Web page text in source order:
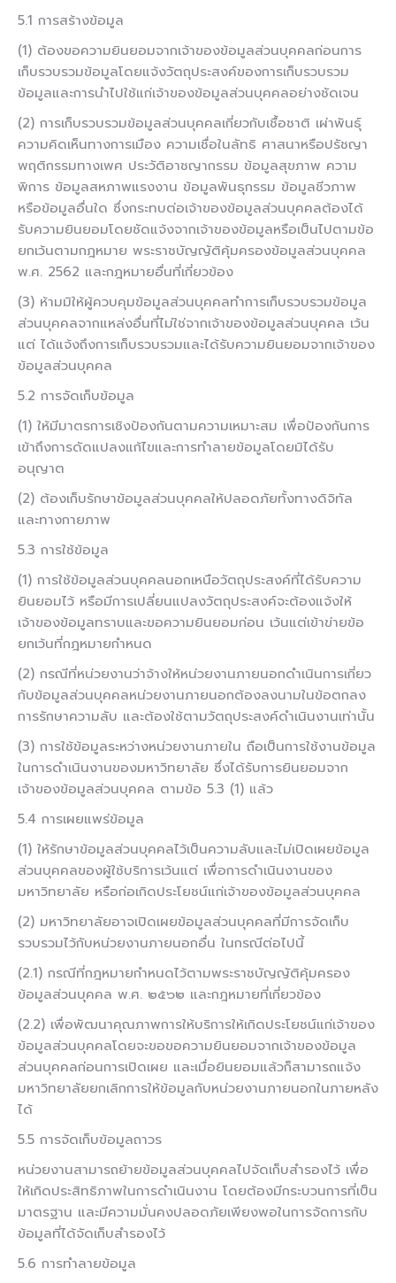
5.1 การสร้างข้อมูล
(1) ต้องขอความยินยอมจากเจ้าของข้อมูลส่วนบุคคลก่อนการ
เก็บรวบรวมข้อมูลโดยแจ้งวัตถุประสงค์ของการเก็บรวบรวม
ข้อมูลและการนำไปใช้แก่เจ้าของข้อมูลส่วนบุคคลอย่างชัดเจน
(2) การเก็บรวบรวมข้อมูลส่วนบุคคลเกี่ยวกับเชื้อชาติ เผ่าพันธุ์
ความคิดเห็นทางการเมือง ความเชื่อในลัทธิ ศาสนาหรือปรัชญา
พฤติกรรมทางเพศ ประวัติอาชญากรรม ข้อมูลสุขภาพ ความ
พิการ ข้อมูลสหภาพแรงงาน ข้อมูลพันธุกรรม ข้อมูลชีวภาพ
หรือข้อมูลอื่นใด ซึ่งกระทบต่อเจ้าของข้อมูลส่วนบุคคลต้องได้
รับความยินยอมโดยชัดแจ้งจากเจ้าของข้อมูลหรือเป็นไปตามข้อ
ยกเว้นตามกฎหมาย พระราชบัญญัติคุ้มครองข้อมูลส่วนบุคคล
พ.ศ. 2562 และกฎหมายอื่นที่เกี่ยวข้อง
(3) ห้ามมิให้ผู้ควบคุมข้อมูลส่วนบุคคลทำการเก็บรวบรวมข้อมูล
ส่วนบุคคลจากแหล่งอื่นที่ไม่ใช่จากเจ้าของข้อมูลส่วนบุคคล เว้น
แต่ ได้แจ้งถึงการเก็บรวบรวมและได้รับความยินยอมจากเจ้าของ
ข้อมูลส่วนบุคคล
5.2 การจัดเก็บข้อมูล
(1) ให้มีมาตรการเชิงป้องกันตามความเหมาะสม เพื่อป้องกันการ
เข้าถึงการดัดแปลงแก้ไขและการทำลายข้อมูลโดยมิได้รับ
อนุญาต
(2) ต้องเก็บรักษาข้อมูลส่วนบุคคลให้ปลอดภัยทั้งทางดิจิทัล
และทางกายภาพ
5.3 การใช้ข้อมูล
(1) การใช้ข้อมูลส่วนบุคคลนอกเหนือวัตถุประสงค์ที่ได้รับความ
ยินยอมไว้ หรือมีการเปลี่ยนแปลงวัตถุประสงค์จะต้องแจ้งให้
เจ้าของข้อมูลทราบและขอความยินยอมก่อน เว้นแต่เข้าข่ายข้อ
ยกเว้นที่กฎหมายกำหนด
(2) กรณีที่หน่วยงานว่าจ้างให้หน่วยงานภายนอกดำเนินการเกี่ยว
กับข้อมูลส่วนบุคคลหน่วยงานภายนอกต้องลงนามในข้อตกลง
การรักษาความลับ และต้องใช้ตามวัตถุประสงค์ดำเนินงานเท่านั้น
(3) การใช้ข้อมูลระหว่างหน่วยงานภายใน ถือเป็นการใช้งานข้อมูล
ในการดำเนินงานของมหาวิทยาลัย ซึ่งได้รับการยินยอมจาก
เจ้าของข้อมูลส่วนบุคคล ตามข้อ 5.3 (1) แล้ว
5.4 การเผยแพร่ข้อมูล
(1) ให้รักษาข้อมูลส่วนบุคคลไว้เป็นความลับและไม่เปิดเผยข้อมูล
ส่วนบุคคลของผู้ใช้บริการเว้นแต่ เพื่อการดำเนินงานของ
มหาวิทยาลัย หรือก่อเกิดประโยชน์แก่เจ้าของข้อมูลส่วนบุคคล
(2) มหาวิทยาลัยอาจเปิดเผยข้อมูลส่วนบุคคลที่มีการจัดเก็บ
รวบรวมไว้กับหน่วยงานภายนอกอื่น ในกรณีต่อไปนี้
(2.1) กรณีที่กฎหมายกำหนดไว้ตามพระราชบัญญัติคุ้มครอง
ข้อมูลส่วนบุคคล พ.ศ. ๒๕๖๒ และกฎหมายที่เกี่ยวข้อง
(2.2) เพื่อพัฒนาคุณภาพการให้บริการให้เกิดประโยชน์แก่เจ้าของ
ข้อมูลส่วนบุคคลโดยจะขอขอความยินยอมจากเจ้าของข้อมูล
ส่วนบุคคลก่อนการเปิดเผย และเมื่อยินยอมแล้วก็สามารถแจ้ง
มหาวิทยาลัยยกเลิกการให้ข้อมูลกับหน่วยงานภายนอกในภายหลัง
ได้
5.5 การจัดเก็บข้อมูลถาวร
หน่วยงานสามารถย้ายข้อมูลส่วนบุคคลไปจัดเก็บสำรองไว้ เพื่อ
ให้เกิดประสิทธิภาพในการดำเนินงาน โดยต้องมีกระบวนการที่เป็น
มาตรฐาน และมีความมั่นคงปลอดภัยเพียงพอในการจัดการกับ
ข้อมูลที่ได้จัดเก็บสำรองไว้
5.6 การทำลายข้อมูล